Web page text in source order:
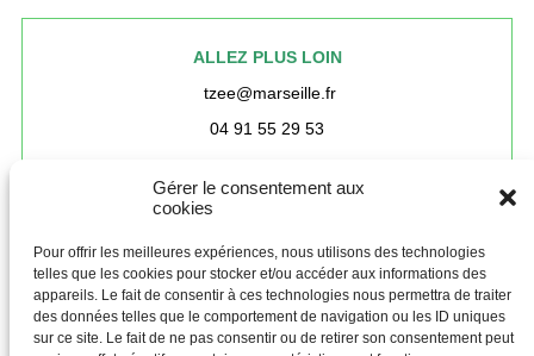
Gérer le consentement aux
cookies
Pour offrir les meilleures expériences, nous utilisons des technologies
telles que les cookies pour stocker et/ou accéder aux informations des
appareils. Le fait de consentir à ces technologies nous permettra de traiter
des données telles que le comportement de navigation ou les ID uniques
sur ce site. Le fait de ne pas consentir ou de retirer son consentement peut
ALLEZ PLUS LOIN
tzee@marseille.fr
04 91 55 29 53
Revenir à la liste des Territoires
Questions sur le programme :
territoires@stopexclusionenergetique.org